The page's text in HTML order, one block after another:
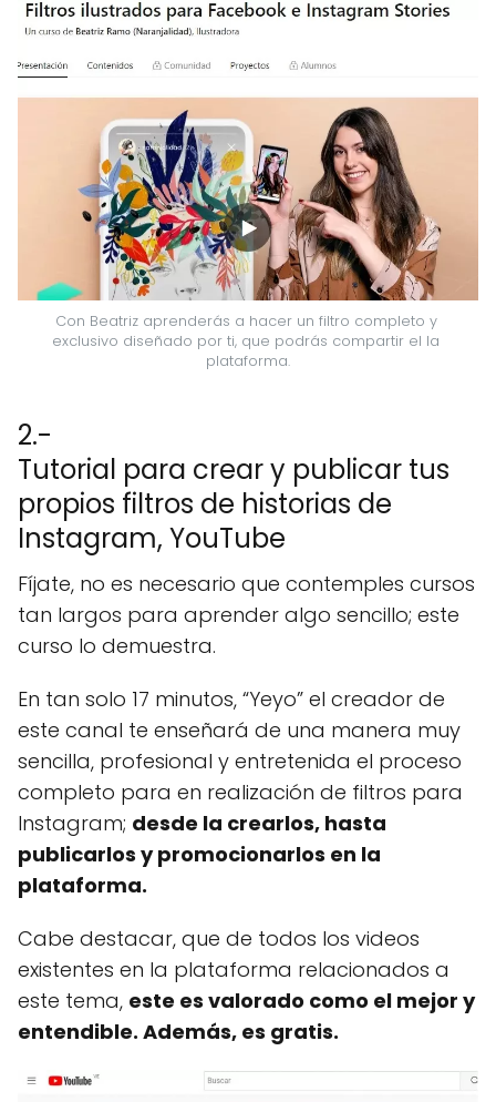
Con Beatriz aprenderás a hacer un filtro completo y
exclusivo diseñado por ti, que podrás compartir el la
plataforma.
2.-
Tutorial para crear y publicar tus
propios filtros de historias de
Instagram, YouTube
Fíjate, no es necesario que contemples cursos
tan largos para aprender algo sencillo; este
curso lo demuestra.
En tan solo 17 minutos, “Yeyo” el creador de
este canal te enseñará de una manera muy
sencilla, profesional y entretenida el proceso
completo para en realización de filtros para
Instagram; desde la crearlos, hasta
publicarlos y promocionarlos en la
plataforma.
Cabe destacar, que de todos los videos
existentes en la plataforma relacionados a
este tema, este es valorado como el mejor y
entendible. Además, es gratis.